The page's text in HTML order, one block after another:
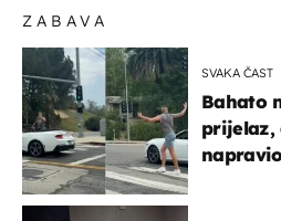
ZABAVA
SVAKA ČAST
Bahato
prijelaz,